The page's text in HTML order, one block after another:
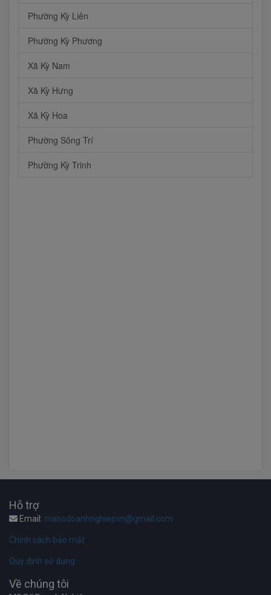
Phường Kỳ Liên
Phường Kỳ Phương
Xã Kỳ Nam
Xã Kỳ Hưng
Xã Kỳ Hoa
Phường Sông Trí
Phường Kỳ Trinh
Hỗ trợ
Email: masodoanhnghiepvn@gmail.com
Chính sách bảo mật
Quy định sử dụng
Về chúng tôi